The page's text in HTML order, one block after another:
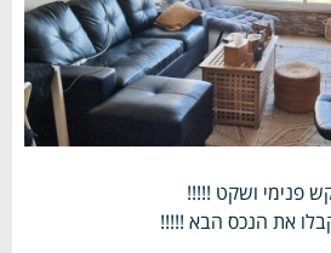
פנימי ושקט !!!!!
את הנכס הבא !!!!!